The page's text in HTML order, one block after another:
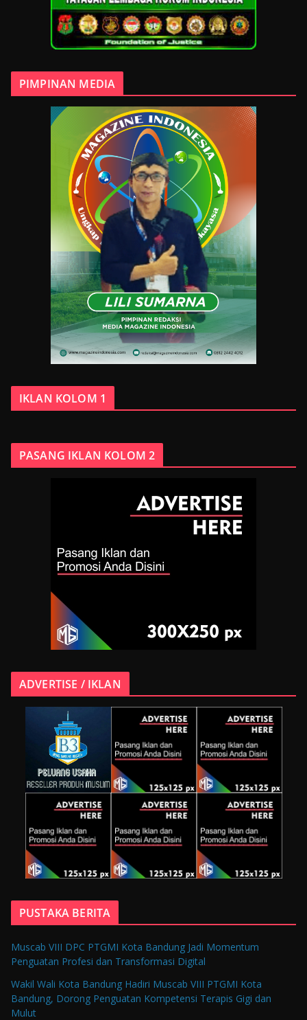
PIMPINAN MEDIA
IKLAN KOLOM 1
PASANG IKLAN KOLOM 2
ADVERTISE / IKLAN
PUSTAKA BERITA
Muscab VIII DPC PTGMI Kota Bandung Jadi Momentum
Penguatan Profesi dan Transformasi Digital
Wakil Wali Kota Bandung Hadiri Muscab VIII PTGMI Kota
Bandung, Dorong Penguatan Kompetensi Terapis Gigi dan
Mulut